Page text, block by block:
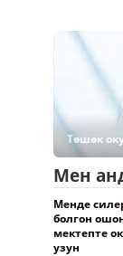
Төшөк
Мен
Менде
болгон
мектепте
узун